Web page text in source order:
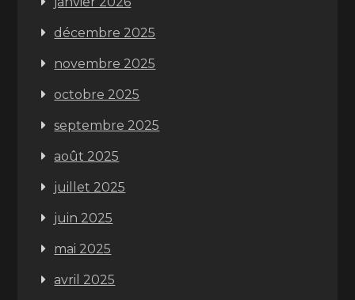
décembre 2025
novembre 2025
octobre 2025
septembre 2025
août 2025
juillet 2025
juin 2025
mai 2025
avril 2025